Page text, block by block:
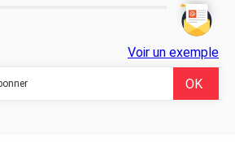
Voir un exemple